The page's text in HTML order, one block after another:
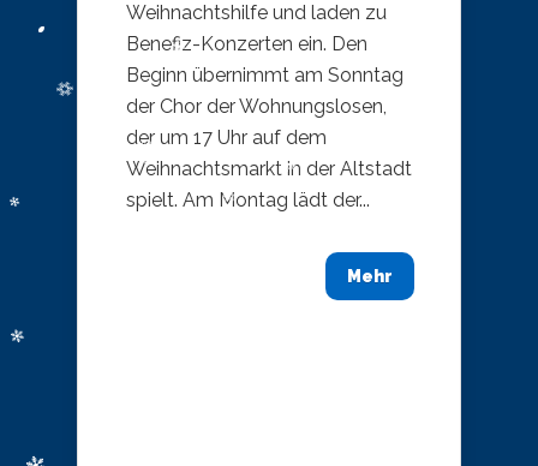
Weihnachtshilfe und laden zu
Benefiz-Konzerten ein. Den
Beginn übernimmt am Sonntag
der Chor der Wohnungslosen,
der um 17 Uhr auf dem
Weihnachtsmarkt in der Altstadt
spielt. Am Montag lädt der...
Mehr